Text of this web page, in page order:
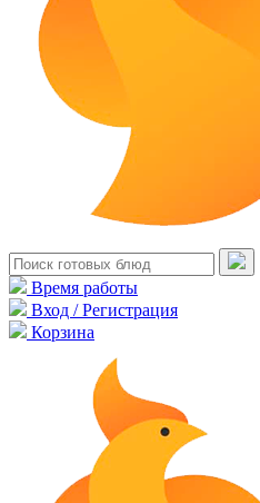
Время работы
Вход / Регистрация
Корзина